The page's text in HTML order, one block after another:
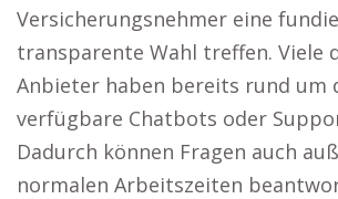
Versicherungsnehmer eine
transparente Wahl treffen. Viele
Anbieter haben bereits rund um
verfügbare Chatbots oder
Dadurch können Fragen auch
normalen Arbeitszeiten